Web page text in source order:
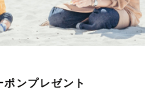
ポンプレゼント